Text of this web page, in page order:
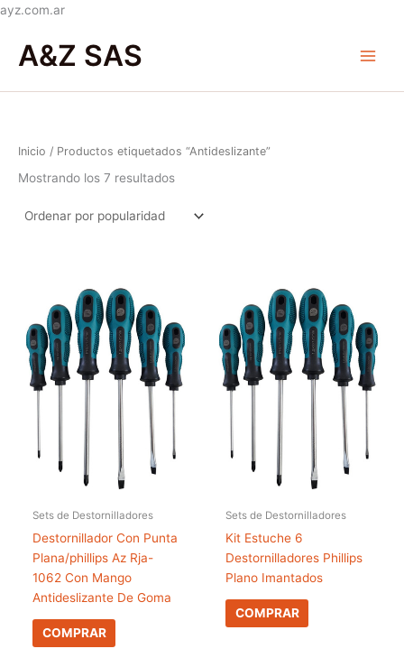
ayz.com.arIr
contenido
A&Z SAS
Menu
Inicio / Productos etiquetados “Antideslizante”
Mostrando los 7 resultados
Sets de Destornilladores
Destornillador Con Punta
Plana/phillips Az Rja-
1062 Con Mango
Antideslizante De Goma
COMPRAR
Sets de Destornilladores
Kit Estuche 6
Destornilladores Phillips
Plano Imantados
COMPRAR